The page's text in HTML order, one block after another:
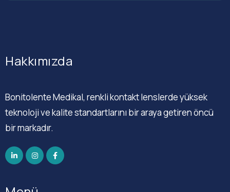
Hakkımızda
Bonitolente Medikal, renkli kontakt lenslerde yüksek
teknoloji ve kalite standartlarını bir araya getiren öncü
bir markadır.